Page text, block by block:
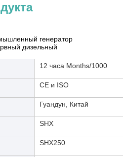
генератор
дизельный
12 часа Months/1000
CE и ISO
Гуандун, Китай
SHX
SHX250